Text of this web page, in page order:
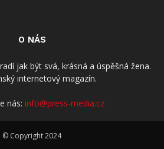
O NÁS
jak být svá, krásná a úspěšná žena.
internetový magazín.
nás: info@press-media.cz
© Copyright 2024